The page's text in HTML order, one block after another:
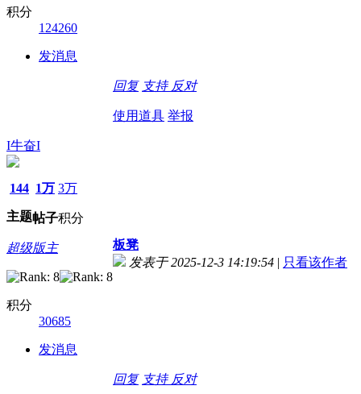
积分
124260
发消息
回复 支持 反对
使用道具 举报
I牛奋I
144
主题
1万
帖子
3万
积分
超级版主
积分
30685
发消息
板凳
发表于 2025-12-3 14:19:54 | 只看该作者
回复 支持 反对